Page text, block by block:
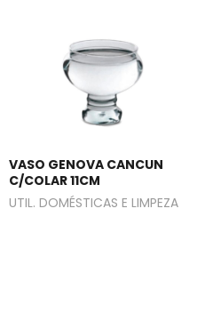
VASO GENOVA CANCUN
C/COLAR 11CM
UTIL. DOMÉSTICAS E LIMPEZA